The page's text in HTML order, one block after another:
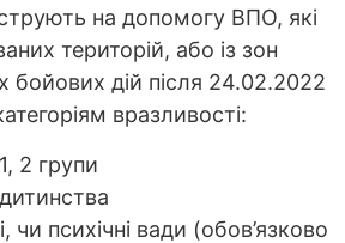
на допомогу ВПО, які
територій, або із зон
бойових дій після 24.02.2022
вразливості:
2 групи
дитинства
чи психічні вади (обов’язково